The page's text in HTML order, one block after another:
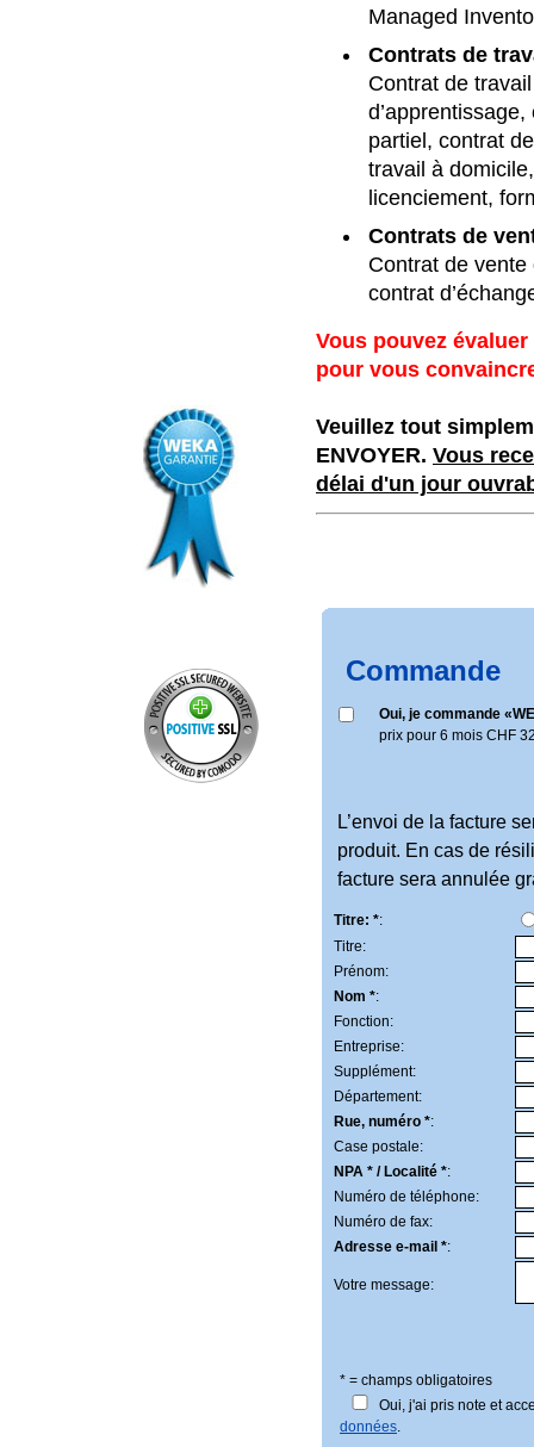
Managed
Contrats de
Contrat de
partiel, contrat
travail à
licenciement,
Contrats de
Contrat de
contrat
Vous pouvez
pour vous
Veuillez tout
ENVOYER. Vous
délai d'un jour
Commande
Oui, je commande «
prix pour 6 mois CHF
L’envoi de la facture
produit. En cas de
facture sera annulée
Titre: *:
Titre:
Prénom:
Nom *:
Fonction:
Entreprise:
Supplément:
Département:
Rue, numéro *:
Case postale:
NPA * / Localité *:
Numéro de téléphone:
Numéro de fax:
Adresse e-mail *:
Votre message:
* = champs obligatoires
Oui, j'ai pris note et
données.